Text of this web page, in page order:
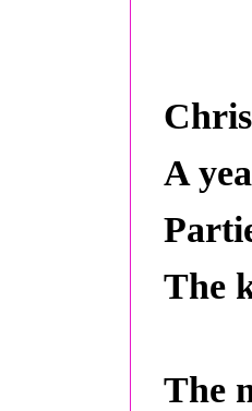
A
The
The